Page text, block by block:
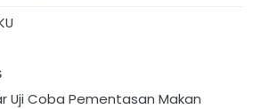
Uji Coba Pementasan Makan